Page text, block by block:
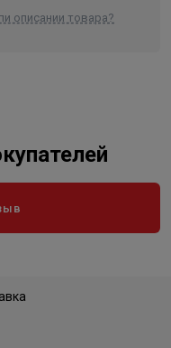
описании товара?